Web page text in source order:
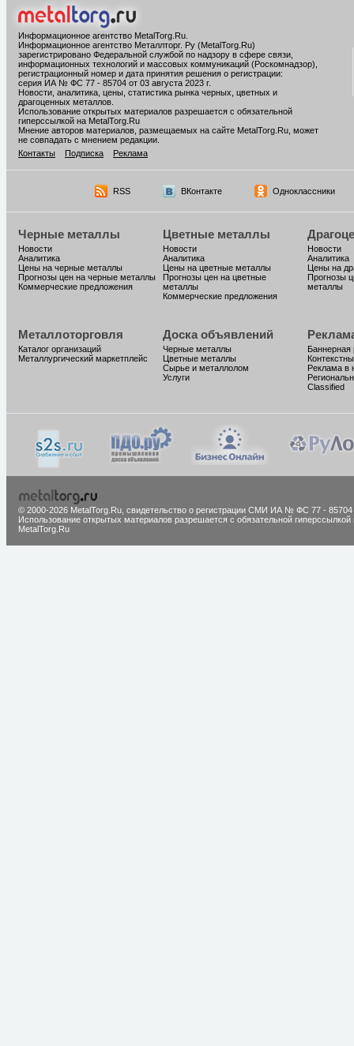
Информационное агентство MetalTorg.Ru
Информационное агентство Металлторг. Ру (MetalTorg.Ru)
зарегистрировано Федеральной службой по надзору в сфере связи,
информационных технологий и массовых коммуникаций (Роскомнадзор),
регистрационный номер и дата принятия решения о регистрации:
серия ИА № ФС 77 - 85704 от 03 августа 2023 г.
Новости, аналитика, цены, статистика рынка черных, цветных и
драгоценных металлов.
Использование открытых материалов разрешается с обязательной
гиперссылкой на MetalTorg.Ru
Мнение авторов материалов, размещаемых на сайте MetalTorg.Ru, может
не совпадать с мнением редакции.
Контакты
Подписка Реклама
RSS ВКонтакте Одноклассники
Черные металлы
Новости
Аналитика
Цены на черные металлы
Прогнозы цен на черные металлы
Коммерческие предложения
Цветные металлы
Новости
Аналитика
Цены на цветные металлы
Прогнозы цен на цветные
металлы
Коммерческие предложения
Новости
Аналитика
Цены на
Прогнозы
металлы
Металлоторговля
Каталог организаций
Металлургический маркетплейс
Доска объявлений
Черные металлы
Цветные металлы
Сырье и металлолом
Услуги
Баннерная
Реклама в
Classified
© 2000-2026 MetalTorg.Ru, cвидетельство о регистрации СМИ ИА № ФС 77 - 85704
Использование открытых материалов разрешается с обязательной гиперссылкой
MetalTorg.Ru